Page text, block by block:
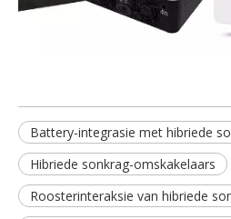
Battery-integrasie met hibriede
Hibriede sonkrag-omskakelaars
Roosterinteraksie van hibriede